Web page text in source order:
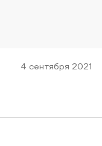
4 сентября 2021